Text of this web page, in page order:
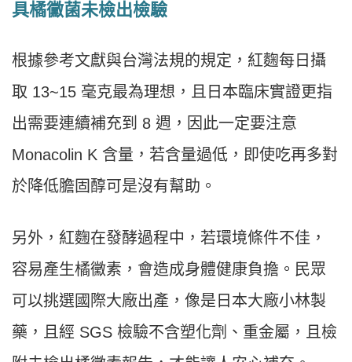
具橘黴菌未檢出檢驗
根據參考文獻與台灣法規的規定，紅麴每日攝
取 13~15 毫克最為理想，且日本臨床實證更指
出需要連續補充到 8 週，因此一定要注意
Monacolin K 含量，若含量過低，即使吃再多對
於降低膽固醇可是沒有幫助。
另外，紅麴在發酵過程中，若環境條件不佳，
容易產生橘黴素，會造成身體健康負擔。民眾
可以挑選國際大廠出產，像是日本大廠小林製
藥，且經 SGS 檢驗不含塑化劑、重金屬，且檢